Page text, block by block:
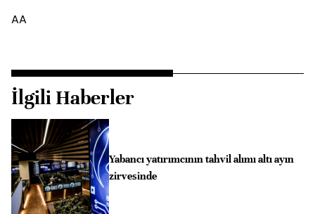
AA
İlgili Haberler
Yabancı yatırımcının tahvil alımı altı ayın
zirvesinde